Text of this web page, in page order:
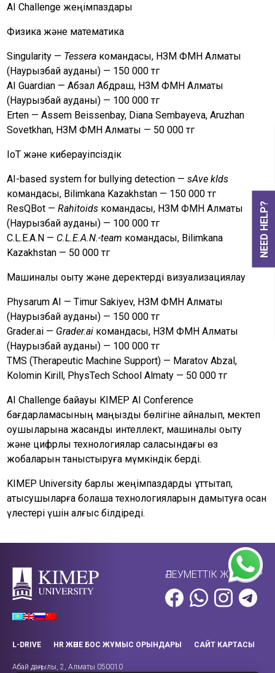
NEED HELP?
AI Challenge жеңімпаздары
Физика және математика
Singularity — Tessera командасы, НЗМ ФМН Алматы
(Наурызбай ауданы) — 150 000 тг
AI Guardian — Абзал Абдраш, НЗМ ФМН Алматы
(Наурызбай ауданы) — 100 000 тг
Erten — Assem Beissenbay, Diana Sembayeva, Aruzhan
Sovetkhan, НЗМ ФМН Алматы — 50 000 тг
IoT және киберқауіпсіздік
AI-based system for bullying detection —sAve kIds
командасы, Bilimkana Kazakhstan — 150 000 тг
ResQBot —Rahitoids командасы, НЗМ ФМН Алматы
(Наурызбай ауданы) — 100 000 тг
C.L.E.A.N — C.L.E.A.N.-team командасы, Bilimkana
Kazakhstan — 50 000 тг
Машиналық оқыту және деректерді визуализациялау
Physarum AI — Timur Sakiyev, НЗМ ФМН Алматы
(Наурызбай ауданы) — 150 000 тг
Grader.ai — Grader.ai командасы, НЗМ ФМН Алматы
(Наурызбай ауданы) — 100 000 тг
TMS (Therapeutic Machine Support) — Maratov Abzal,
Kolomin Kirill, PhysTech School Almaty — 50 000 тг
AI Challenge байқауы KIMEP AI Conference
бағдарламасының маңызды бөлігіне айналып, мектеп
оқушыларына жасанды интеллект, машиналық оқыту
және цифрлық технологиялар саласындағы өз
жобаларын таныстыруға мүмкіндік берді.
KIMEP University барлық жеңімпаздарды құттықтап,
қатысушыларға болашақ технологияларын дамытуға қосқан
үлестері үшін алғыс білдіреді.
ӘЛЕУМЕТТІК ЖЕЛІЛЕР
L-DRIVE HR ЖӘНЕ БОС ЖҰМЫС ОРЫНДАРЫ САЙТ КАРТАСЫ
Абай даңғылы, 2, Алматы 050010